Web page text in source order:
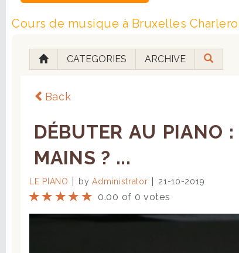
Cours de musique à Bruxelles
CATEGORIES ARCHIVE
Back
DÉBUTER AU PIANO
MAINS ? ...
LE PIANO byAdministrator 21-10-2019
0.00 of 0 votes